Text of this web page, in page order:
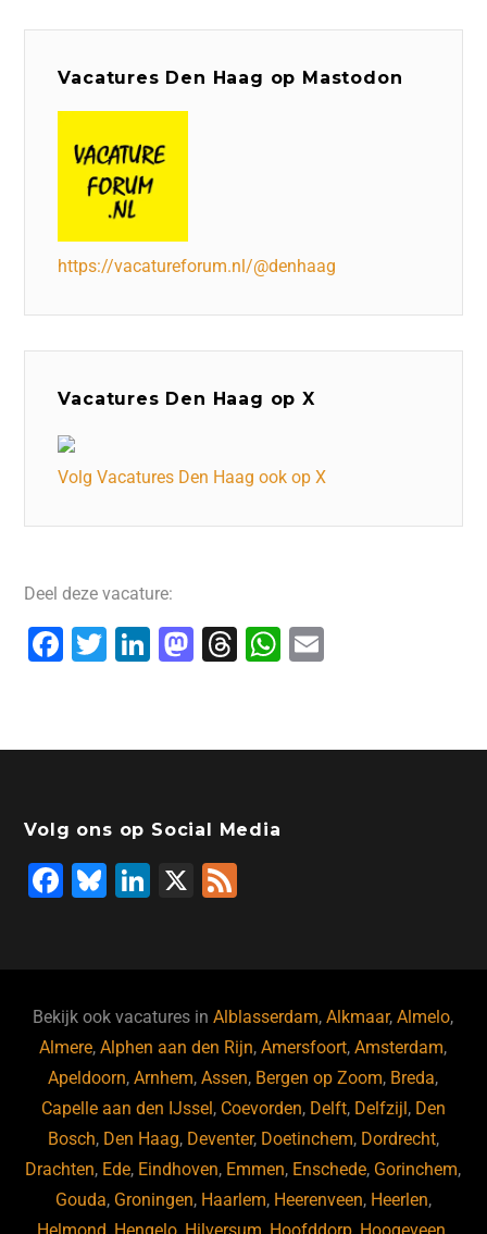
Vacatures Den Haag op Mastodon
https://vacatureforum.nl/@denhaag
Vacatures Den Haag op X
Volg Vacatures Den Haag ook op X
Deel deze vacature:
F
e
o
o
k
T
er
Li
e
n
M
o
o
n
T
a
s
W
s
l
Volg ons op Social Media
F
b
o
o
k
Bl
ky
Li
dI
n
X
Bekijk ook vacatures inAlblasserdam,Alkmaar,Almelo,
Almere,Alphen aan den Rijn,Amersfoort,Amsterdam,
Apeldoorn,Arnhem,Assen, Bergen op Zoom, Breda,
Capelle aan den IJssel, Coevorden, Delft, Delfzijl, Den
Bosch, Den Haag, Deventer, Doetinchem, Dordrecht,
Drachten, Ede, Eindhoven, Emmen, Enschede, Gorinchem,
Gouda, Groningen, Haarlem, Heerenveen, Heerlen,